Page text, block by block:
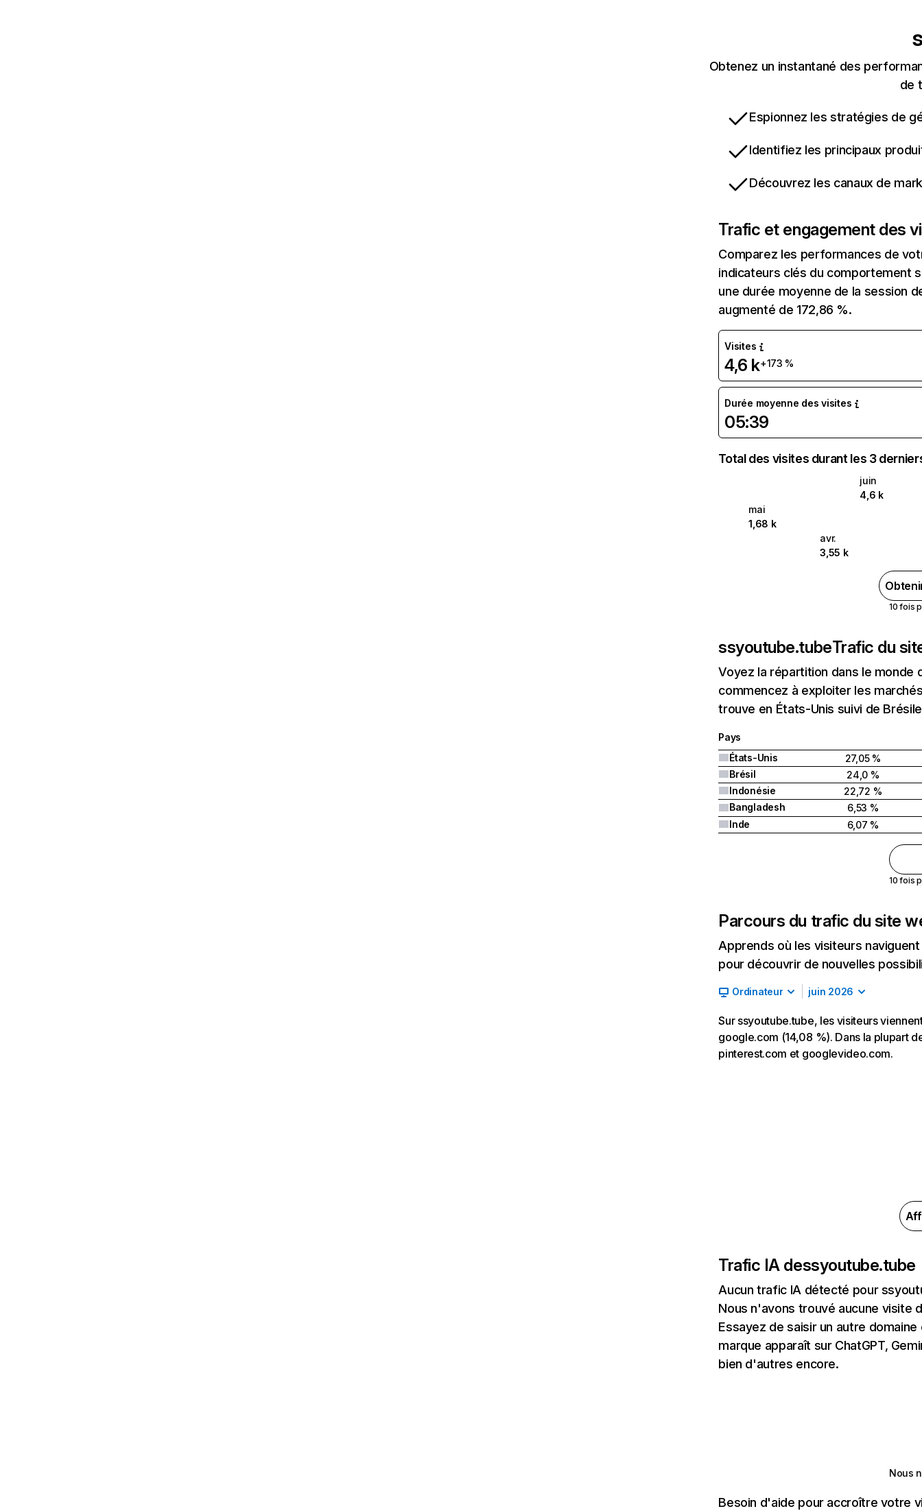
Obtenez un instantané des
de
Espionnez les stratégies de
Identifiez les principaux
Découvrez les canaux de
Trafic et engagement des
Comparez les performances de
indicateurs clés du comportement
une durée moyenne de la session
augmenté de 172,86 %.
Visites
4,6 k+173 %
Durée moyenne des visites
05:39
Total des visites durant les 3
juin
4,6 k
mai
1,68 k
avr.
3,55 k
10 fois
ssyoutube.tubeTrafic du
Voyez la répartition dans le
commencez à exploiter les
trouve en États-Unis suivi de
Pays
États-Unis
27,05 %
Brésil
24,0 %
Indonésie
22,72 %
Bangladesh
6,53 %
Inde
6,07 %
10 fois
Parcours du trafic du site
Apprends où les visiteurs
pour découvrir de nouvelles
Ordinateur juin 2026
Sur ssyoutube.tube, les visiteurs
google.com (14,08 %). Dans la plupart
pinterest.com et googlevideo.com.
Trafic IA dessyoutube.tube
Aucun trafic IA détecté pour
Nous n'avons trouvé aucune visite
Essayez de saisir un autre
marque apparaît sur ChatGPT,
bien d'autres encore.
Nous
Besoin d'aide pour accroître votre